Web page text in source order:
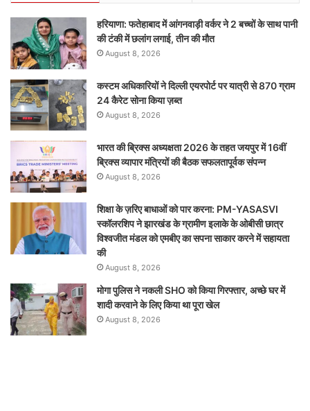
हरियाणा: फतेहाबाद में आंगनवाड़ी वर्कर ने 2 बच्चों के साथ पानी
की टंकी में छलांग लगाई, तीन की मौत
August 8, 2026
कस्टम अधिकारियों ने दिल्ली एयरपोर्ट पर यात्री से 870 ग्राम
24 कैरेट सोना किया ज़ब्त
August 8, 2026
भारत की ब्रिक्‍स अध्यक्षता 2026 के तहत जयपुर में 16वीं
ब्रिक्‍स व्यापार मंत्रियों की बैठक सफलतापूर्वक संपन्न
August 8, 2026
शिक्षा के ज़रिए बाधाओं को पार करना: PM-YASASVI
स्कॉलरशिप ने झारखंड के ग्रामीण इलाके के ओबीसी छात्र
विश्वजीत मंडल को एमबीए का सपना साकार करने में सहायता
की
August 8, 2026
मोगा पुलिस ने नकली SHO को किया गिरफ्तार, अच्छे घर में
शादी करवाने के लिए किया था पूरा खेल
August 8, 2026